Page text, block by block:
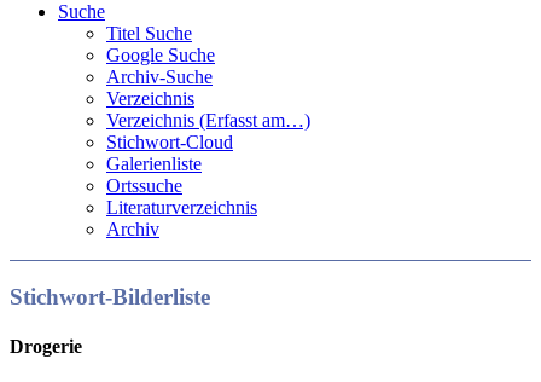
Suche
Titel Suche
Google Suche
Archiv-Suche
Verzeichnis
Verzeichnis (Erfasst am…)
Stichwort-Cloud
Galerienliste
Ortssuche
Literaturverzeichnis
Archiv
Stichwort-Bilderliste
Drogerie